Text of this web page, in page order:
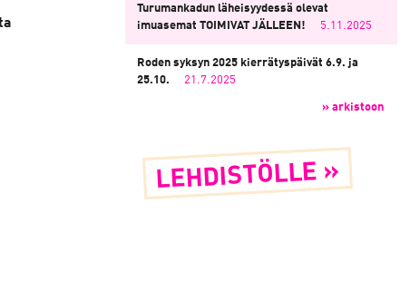
Turumankadun läheisyydessä olevat
imuasemat TOIMIVAT JÄLLEEN!
5.11.2025
Roden syksyn 2025 kierrätyspäivät 6.9. ja
25.10.
21.7.2025
» arkistoon
LEHDISTÖLLE »